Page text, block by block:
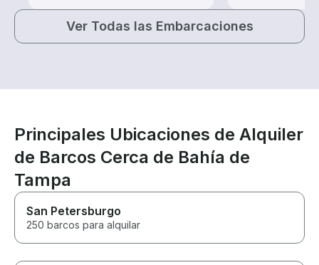
Ver Todas las Embarcaciones
Principales Ubicaciones de Alquiler
de Barcos Cerca de Bahía de
Tampa
San Petersburgo
250 barcos para alquilar